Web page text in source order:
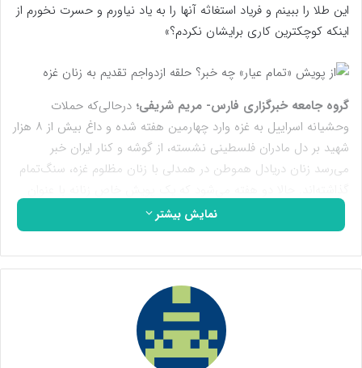
این طلا را ببینم و فریاد استغاثه آنها را به یاد نیاورم و حسرت نخورم از
اینکه کوچکترین کاری برایشان نکردم؟»
گروه جامعه خبرگزاری فارس- مریم شریفی؛ درحالی‌که حملات
وحشیانه اسراییل به غزه وارد چهارمین هفته شده و داغ بیش از ۸ هزار
شهید بر دل مادران فلسطینی نشسته، از گوشه و کنار ایران خبر
می‌رسد زنان دریادل هموطن در همدلی با زنان مظلوم غزه، سنگ‌تمام
«تمام عیار» به راه افتاده و مسیر جدیدی برای کمک‌رسانی به مردم
فلسطین باز شده. در این حرکت خودجوش که به همت جمعیت زنان
بهشتی شکل گرفته، زنان ایران با اهدای طلاهایشان به زنان فلسطینی،
پیام همدلی خود را به مادران داغدیده غزه اعلام می‌کنند. در پایان این
پویش زنانه، قرار است طلاهای اهدایی به مزایده گذاشته شود و عواید
حاصل از فروش آنها برای ارسال به غزه یا کمک به جبهه مقاومت، به
دفتر رهبری تحویل داده شود.
نمایش بیشتر